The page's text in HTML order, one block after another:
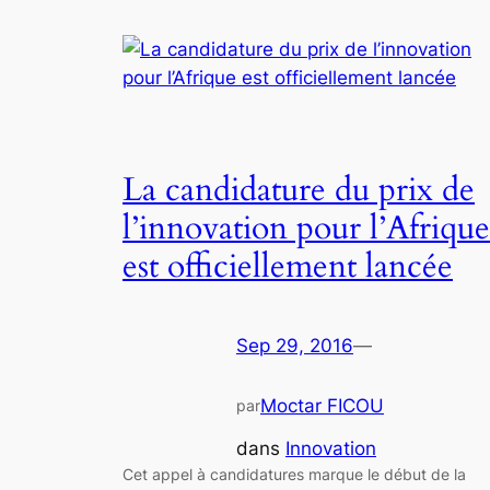
La candidature du prix de
l’innovation pour l’Afrique
est officiellement lancée
Sep 29, 2016—
parMoctar FICOU
dans Innovation
Cet appel à candidatures marque le début de la